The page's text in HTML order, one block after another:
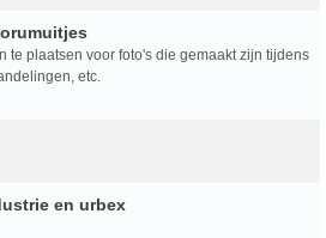
te plaatsen voor foto's die gemaakt zijn tijdens
etc.
en urbex